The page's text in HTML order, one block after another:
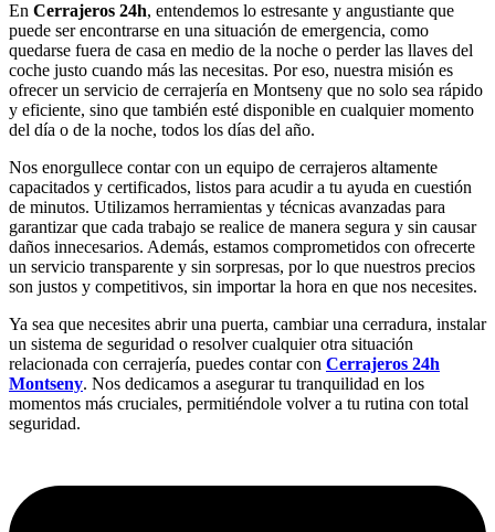
En Cerrajeros 24h, entendemos lo estresante y angustiante que
puede ser encontrarse en una situación de emergencia, como
quedarse fuera de casa en medio de la noche o perder las llaves del
coche justo cuando más las necesitas. Por eso, nuestra misión es
ofrecer un servicio de cerrajería en Montseny que no solo sea rápido
y eficiente, sino que también esté disponible en cualquier momento
del día o de la noche, todos los días del año.
Nos enorgullece contar con un equipo de cerrajeros altamente
capacitados y certificados, listos para acudir a tu ayuda en cuestión
de minutos. Utilizamos herramientas y técnicas avanzadas para
garantizar que cada trabajo se realice de manera segura y sin causar
daños innecesarios. Además, estamos comprometidos con ofrecerte
un servicio transparente y sin sorpresas, por lo que nuestros precios
son justos y competitivos, sin importar la hora en que nos necesites.
Ya sea que necesites abrir una puerta, cambiar una cerradura, instalar
un sistema de seguridad o resolver cualquier otra situación
relacionada con cerrajería, puedes contar con Cerrajeros 24h
Montseny. Nos dedicamos a asegurar tu tranquilidad en los
momentos más cruciales, permitiéndole volver a tu rutina con total
seguridad.